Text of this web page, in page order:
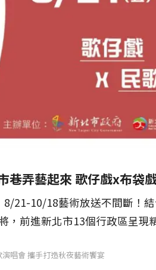
巷弄藝起來 歌仔戲x布袋
21-10/18藝術放送不間斷！
，前進新北市13個行政區呈現
唱會 攜手打造秋夜藝術饗宴